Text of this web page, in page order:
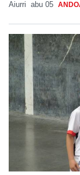
Aiurri abu 05